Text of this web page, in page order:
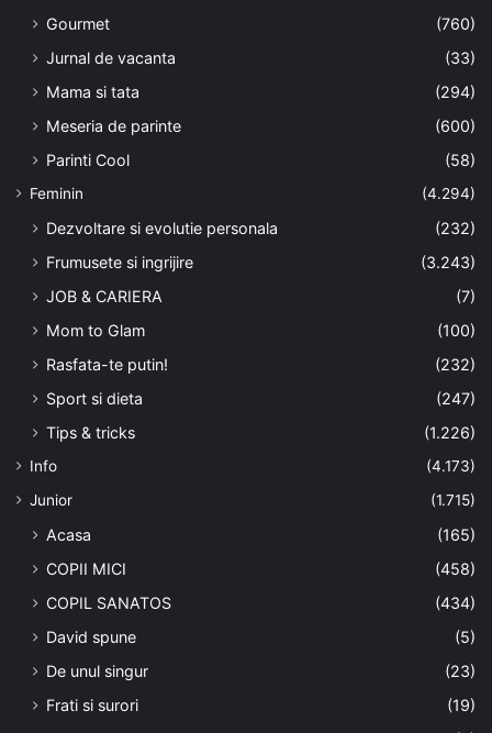
Gourmet
(760)
Jurnal de vacanta
(33)
Mama si tata
(294)
Meseria de parinte
(600)
Parinti Cool
(58)
Feminin (4.294)
Dezvoltare si evolutie personala
(232)
Frumusete si ingrijire
(3.243)
JOB & CARIERA
(7)
Mom to Glam
(100)
Rasfata-te putin!
(232)
Sport si dieta
(247)
Tips & tricks
(1.226)
Info
(4.173)
Junior
(1.715)
Acasa
(165)
COPII MICI
(458)
COPIL SANATOS
(434)
David spune
(5)
De unul singur
(23)
Frati si surori
(19)